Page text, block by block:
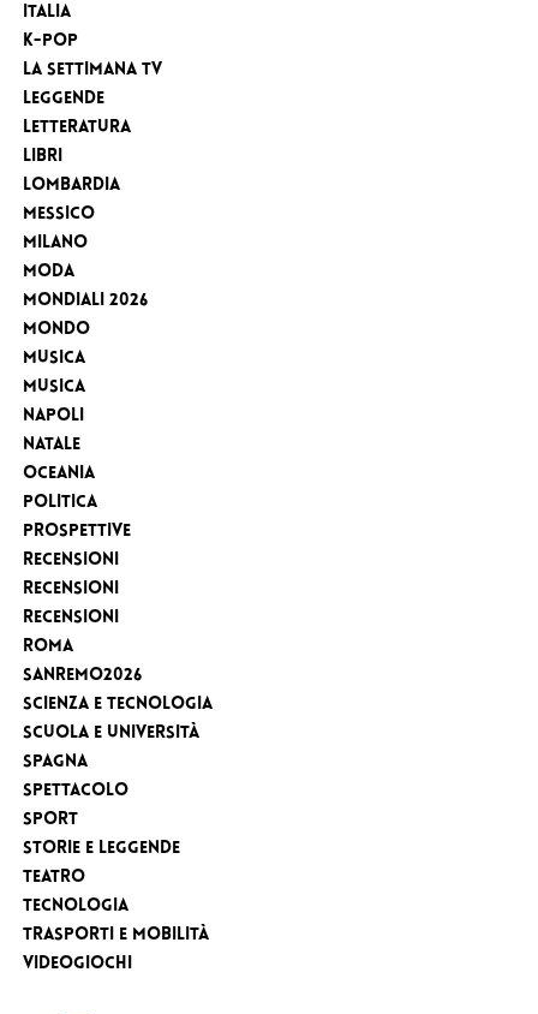
Italia
K-Pop
la settimana tv
Leggende
Letteratura
Libri
Lombardia
Messico
Milano
Moda
MONDIALI 2026
Mondo
Musica
Musica
Napoli
Natale
Oceania
Politica
Prospettive
Recensioni
Recensioni
Recensioni
Roma
Sanremo2026
Scienza e tecnologia
Scuola e Università
Spagna
Spettacolo
sport
Storie e leggende
Teatro
Tecnologia
Trasporti e Mobilità
videogiochi